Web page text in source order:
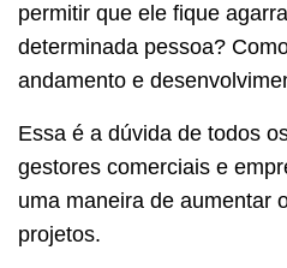
permitir que ele fique
determinada pessoa?
andamento e
Essa é a dúvida de todos
gestores comerciais e
uma maneira de aumentar
projetos.